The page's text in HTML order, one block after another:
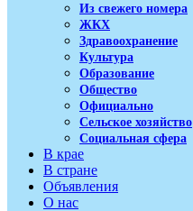
Из свежего номера
ЖКХ
Здравоохранение
Культура
Образование
Общество
Официально
Сельское хозяйство
Социальная сфера
В крае
В стране
Объявления
О нас